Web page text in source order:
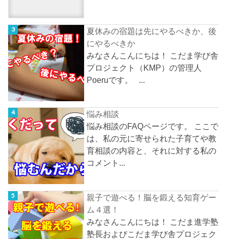
夏休みの宿題は先にやるべきか、後
にやるべきか
みなさんこんにちは！ こだま学び舎
プロジェクト（KMP）の管理人
Poeruです。 ...
悩み相談
悩み相談のFAQページです。 ここで
は、私の元に寄せられた子育てや教
育相談の内容と、それに対する私の
コメント...
親子で遊べる！脳を鍛える知育ゲー
ム４選！
みなさんこんにちは！ こだま進学塾
塾長およびこだま学び舎プロジェク